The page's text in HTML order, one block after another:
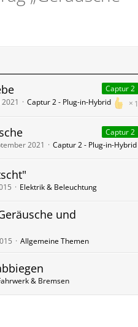
Captur 2
1
2021 Captur 2 - Plug-in-Hybrid
Captur 2
2021 Captur 2 - Plug-in-Hybrid
Elektrik & Beleuchtung
und
Allgemeine Themen
& Bremsen